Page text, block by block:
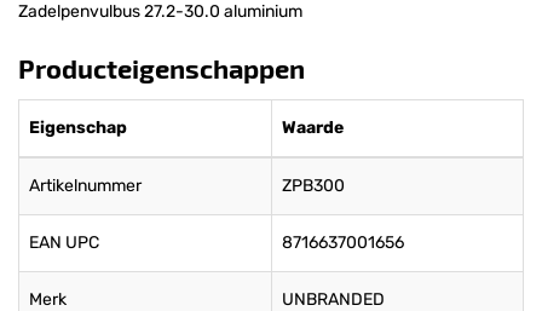
Zadelpenvulbus 27.2-30.0 aluminium
Producteigenschappen
Eigenschap Waarde
Artikelnummer ZPB300
EAN UPC 8716637001656
Merk UNBRANDED